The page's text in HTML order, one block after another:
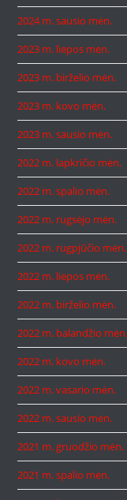
2024 m. sausio mėn.
2023 m. liepos mėn.
2023 m. birželio mėn.
2023 m. kovo mėn.
2023 m. sausio mėn.
2022 m. lapkričio mėn.
2022 m. spalio mėn.
2022 m. rugsėjo mėn.
2022 m. rugpjūčio mėn.
2022 m. liepos mėn.
2022 m. birželio mėn.
2022 m. balandžio mėn.
2022 m. kovo mėn.
2022 m. vasario mėn.
2022 m. sausio mėn.
2021 m. gruodžio mėn.
2021 m. spalio mėn.